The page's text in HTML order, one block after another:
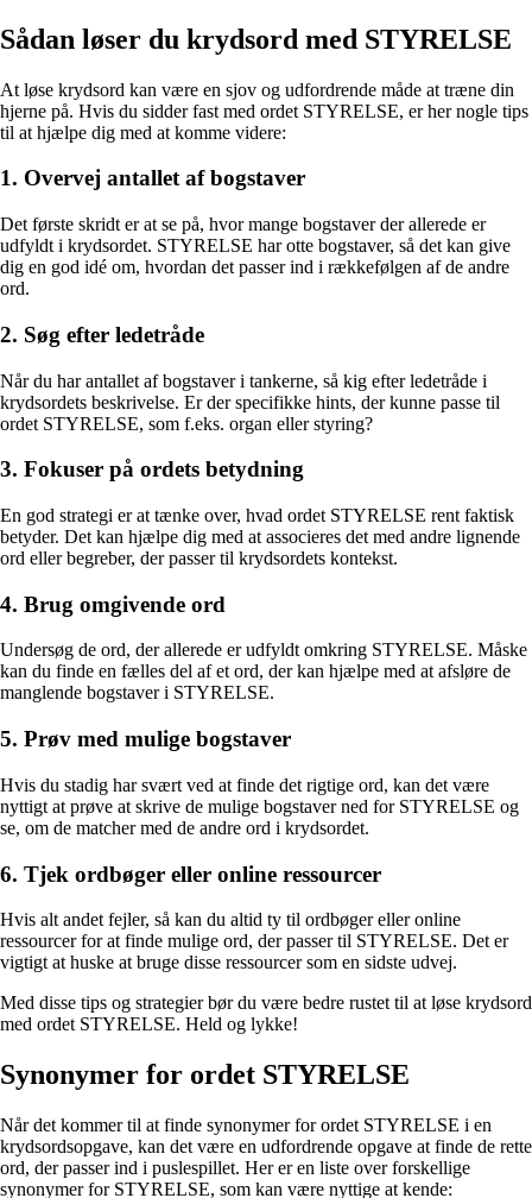
Sådan løser du krydsord med STYRELSE
At løse krydsord kan være en sjov og udfordrende måde at træne din
hjerne på. Hvis du sidder fast med ordet STYRELSE, er her nogle tips
til at hjælpe dig med at komme videre:
1. Overvej antallet af bogstaver
Det første skridt er at se på, hvor mange bogstaver der allerede er
udfyldt i krydsordet. STYRELSE har otte bogstaver, så det kan give
dig en god idé om, hvordan det passer ind i rækkefølgen af de andre
ord.
2. Søg efter ledetråde
Når du har antallet af bogstaver i tankerne, så kig efter ledetråde i
krydsordets beskrivelse. Er der specifikke hints, der kunne passe til
ordet STYRELSE, som f.eks. organ eller styring?
3. Fokuser på ordets betydning
En god strategi er at tænke over, hvad ordet STYRELSE rent faktisk
betyder. Det kan hjælpe dig med at associeres det med andre lignende
ord eller begreber, der passer til krydsordets kontekst.
4. Brug omgivende ord
Undersøg de ord, der allerede er udfyldt omkring STYRELSE. Måske
kan du finde en fælles del af et ord, der kan hjælpe med at afsløre de
manglende bogstaver i STYRELSE.
5. Prøv med mulige bogstaver
Hvis du stadig har svært ved at finde det rigtige ord, kan det være
nyttigt at prøve at skrive de mulige bogstaver ned for STYRELSE og
se, om de matcher med de andre ord i krydsordet.
6. Tjek ordbøger eller online ressourcer
Hvis alt andet fejler, så kan du altid ty til ordbøger eller online
ressourcer for at finde mulige ord, der passer til STYRELSE. Det er
vigtigt at huske at bruge disse ressourcer som en sidste udvej.
Med disse tips og strategier bør du være bedre rustet til at løse krydsord
med ordet STYRELSE. Held og lykke!
Synonymer for ordet STYRELSE
Når det kommer til at finde synonymer for ordet STYRELSE i en
krydsordsopgave, kan det være en udfordrende opgave at finde de rette
ord, der passer ind i puslespillet. Her er en liste over forskellige
synonymer for STYRELSE, som kan være nyttige at kende: